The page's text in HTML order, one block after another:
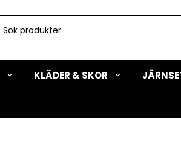
KLÄDER & SKOR